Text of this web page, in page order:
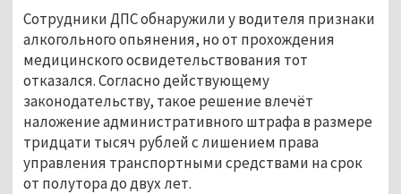
Сотрудники ДПС обнаружили у водителя признаки
алкогольного опьянения, но от прохождения
медицинского освидетельствования тот
отказался. Согласно действующему
законодательству, такое решение влечёт
наложение административного штрафа в размере
тридцати тысяч рублей с лишением права
управления транспортными средствами на срок
от полутора до двух лет.